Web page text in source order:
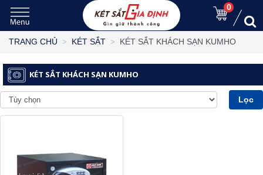
0
TRANG CHỦ KÉT SẮT KÉT SẮT KHÁCH SẠN KUMHO
KÉT SẮT KHÁCH SẠN KUMHO
Lọc